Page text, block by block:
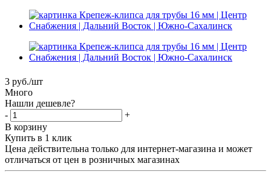
3 руб./шт
Много
Нашли дешевле?
-
+
В корзину
Купить в 1 клик
Цена действительна только для интернет-магазина и может
отличаться от цен в розничных магазинах